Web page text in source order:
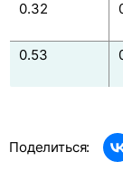
0.32
0.53
Поделиться: